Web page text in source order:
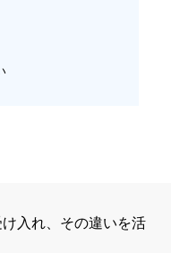
入れ、その違いを活